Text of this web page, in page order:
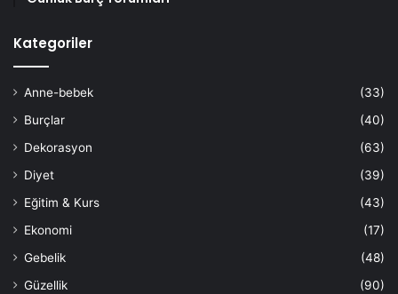
Kategoriler
Anne-bebek
(33)
Burçlar
(40)
Dekorasyon
(63)
Diyet
(39)
Eğitim & Kurs
(43)
Ekonomi
(17)
Gebelik
(48)
Güzellik
(90)